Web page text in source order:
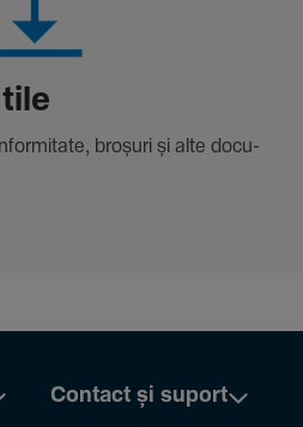
broșuri și alte docu­
Contact și suport